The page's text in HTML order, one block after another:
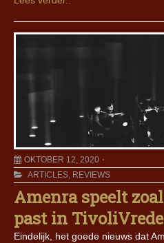
OKTOBER 12, 2020
ARTICLES, REVIEWS
Amenra speelt
past in
Eindelijk, het goede nieuws dat